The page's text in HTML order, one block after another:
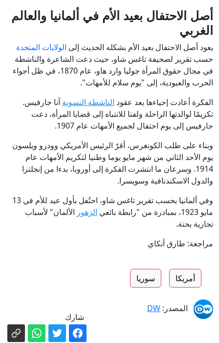
أصل الاحتفال بعيد الأم في ألمانيا والعالم
الغربي
يعود أصل الاحتفال بعيد الأم بشكله الحديث إلى الولايات المتحدة
حسب تقرير لصحيفة تاغس شاو، حيث دعت الشاعرة والناشطة
في مجال حقوق المرأة جوليا وارد هاو، عام 1870، في ظل أجواء
الحرب والعبودية، إلى "يوم سلام للأمهات".
الفكرة أعادت إحياءها بعد عقود الناشطة النسويةآنا جارفيس.
تكريمًا لوالدتها الراحلة ولفتا للانتباه إلى قضايا المرأة، دعت
جارفيس إلى يوم احتفال لجميع الأمهات عام 1907.
وبناء على طلب الكونغرس، أقرّ الرئيس الأمريكي وودرو ويلسون
يوم الأحد الثاني من شهر مايو يوما وطنيا لتكريم الأمهات عام
1914. وسرعان ما انتشرت الفكرة إلى أوروبا، بدءا من إنجلترا
والدول الاسكندنافية وسويسرا.
وفي ألمانيا بحسب تقرير تاغس شاو، احتُفل بأول عيد للأم في 13
مايو 1923، بمبادرة من "رابطة بائعي
الزهور الألمان" لأسباب
تجارية بحتة.
مراجعة: طارق أنكاي
أمريكا سوريا
المصدر: DW
شارك